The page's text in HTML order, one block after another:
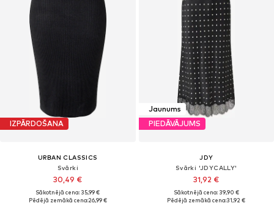
IZPĀRDOŠANA
URBAN CLASSICS
Svārki
30,49 €
Sākotnējā cena: 35,99 €
Pēdējā zemākā cena:26,99 €
Jaunums
PIEDĀVĀJUMS
JDY
Svārki 'JDYCALLY'
31,92 €
Sākotnējā cena: 39,90 €
Pēdējā zemākā cena:31,92 €